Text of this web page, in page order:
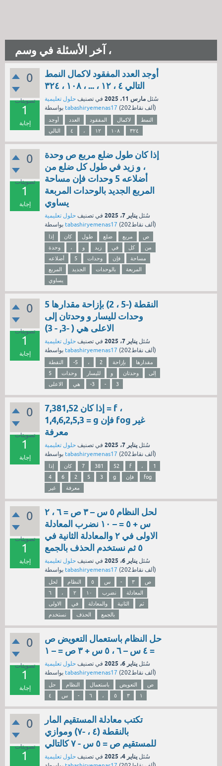
آخر الأسئلة في وسم ،
0
تصويتات
1
إجابة
أوجد العدد المفقود لاكمال النمط
التالي ٤ ، ١٢ ، ... ، ١٠٨ ، ٣٢٤
سُئل مارس 11، 2025 في تصنيف حلول تعليمية
tabashiryemenas17 ( 202ألف نقاط)
أوجد العدد المفقود لاكمال
النمط
التالي
٤ ، ١٢ ١٠٨ ٣٢٤
0
تصويتات
1
إجابة
إذا كان طول ضلع مربع ص وحدة
، و زيد في طول كل ضلع من
أضلاعه 5 وحدات فإن مساحة
المربع الجديد بالوحدات المربعة
يساوي
سُئل يناير 7، 2025 في تصنيف حلول تعليمية
tabashiryemenas17 ( 202ألف نقاط)
إذا كان طول ضلع مربع
ص
وحدة
، و زيد في كل
من
أضلاعه
5 وحدات فإن
مساحة
المربع
الجديد بالوحدات
المربعة
يساوي
0
تصويتات
1
إجابة
النقطة (-5 ، 2) بإزاحة مقدارها 5
وحدات لليسار و وحدتان إلى
الاعلى هي ( -3, - 3)
سُئل يناير 7، 2025 في تصنيف حلول تعليمية
tabashiryemenas17 ( 202ألف نقاط)
النقطة -5 ، 2 بإزاحة
مقدارها
5
وحدات لليسار و وحدتان
إلى
الاعلى
هي -3 - 3
0
تصويتات
1
إجابة
إذا كان 7,381,52 = f ،
1,4,6,2,5,3 = g فإن fog غير
معرفة
سُئل يناير 7، 2025 في تصنيف حلول تعليمية
tabashiryemenas17 ( 202ألف نقاط)
إذا كان 7 381 52 f ،
1
4
6 2 5 3 g فإن
fog
غير
معرفة
0
تصويتات
1
إجابة
لحل النظام ٥ س – ٣ ص = ٦ ، ٢
س + ٥ = – ١٠ نضرب المعادلة
الاولى في ٢ والمعادلة الثانية في
٥ ثم نستخدم الحذف بالجمع
سُئل يناير 6، 2025 في تصنيف حلول تعليمية
tabashiryemenas17 ( 202ألف نقاط)
لحل النظام ٥ س - ٣
ص
٦
، ٢ ١٠ نضرب
المعادلة
الاولى
في والمعادلة الثانية
ثم
نستخدم
الحذف بالجمع
0
تصويتات
1
إجابة
حل النظام باستعمال التعويض ص
= ٤ س – ٦ ، ٥ س + ٣ ص = – ١
سُئل يناير 6، 2025 في تصنيف حلول تعليمية
tabashiryemenas17 ( 202ألف نقاط)
حل النظام باستعمال التعويض
ص
٤
س - ٦ ، ٥ ٣ ١
0
تصويتات
1
تكتب معادلة المستقيم المار
بالنقطة (٤ ، -٧) وموازي
للمستقيم ص = ٥ س - ٧ كالتالي
سُئل يناير 4، 2025 في تصنيف حلول تعليمية